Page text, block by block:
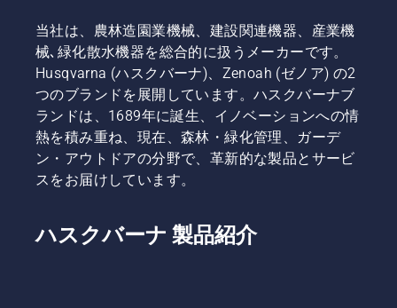
当社は、農林造園業機械、建設関連機器、産業機
械､緑化散水機器を総合的に扱うメーカーです。
Husqvarna (ハスクバーナ)、Zenoah (ゼノア) の2
つのブランドを展開しています。ハスクバーナブ
ランドは、1689年に誕生、イノベーションへの情
熱を積み重ね、現在、森林・緑化管理、ガーデ
ン・アウトドアの分野で、革新的な製品とサービ
スをお届けしています。
ハスクバーナ 製品紹介